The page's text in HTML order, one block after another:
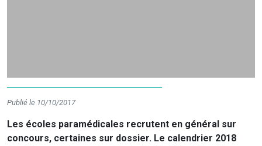
Publié le 10/10/2017
Les écoles paramédicales recrutent en général sur
concours, certaines sur dossier. Le calendrier 2018